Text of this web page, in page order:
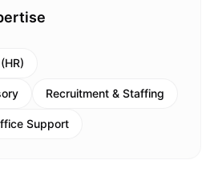
Recruitment & Staffing
Support